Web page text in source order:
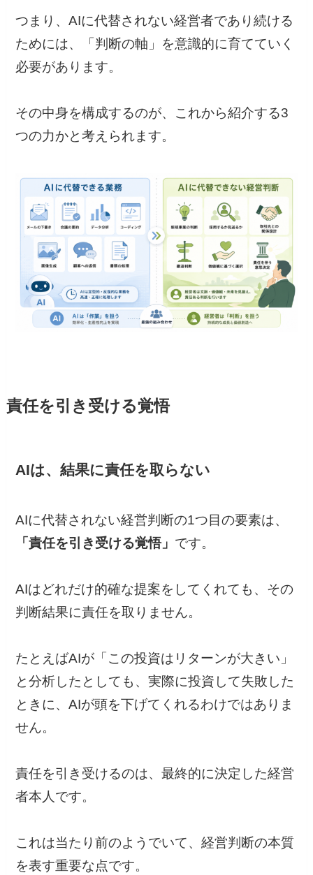
つまり、AIに代替されない経営者であり続ける
ためには、「判断の軸」を意識的に育てていく
必要があります。
その中身を構成するのが、これから紹介する3
つの力かと考えられます。
責任を引き受ける覚悟
AIは、結果に責任を取らない
AIに代替されない経営判断の1つ目の要素は、
「責任を引き受ける覚悟」 です。
AIはどれだけ的確な提案をしてくれても、その
判断結果に責任を取りません。
たとえばAIが「この投資はリターンが大きい」
と分析したとしても、実際に投資して失敗した
ときに、AIが頭を下げてくれるわけではありま
せん。
責任を引き受けるのは、最終的に決定した経営
者本人です。
これは当たり前のようでいて、経営判断の本質
を表す重要な点です。